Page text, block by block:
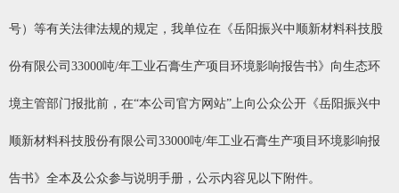
号）等有关法律法规的规定，我单位在《岳阳振兴中顺新材料科技股
份有限公司33000吨/年工业石膏生产项目环境影响报告书》向生态环
境主管部门报批前，在“本公司官方网站”上向公众公开《岳阳振兴中
顺新材料科技股份有限公司33000吨/年工业石膏生产项目环境影响报
告书》全本及公众参与说明手册，公示内容见以下附件。